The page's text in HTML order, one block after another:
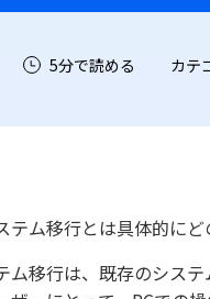
5分で読める カテ
テム移行とは具体的に
ム移行は、既存のシス